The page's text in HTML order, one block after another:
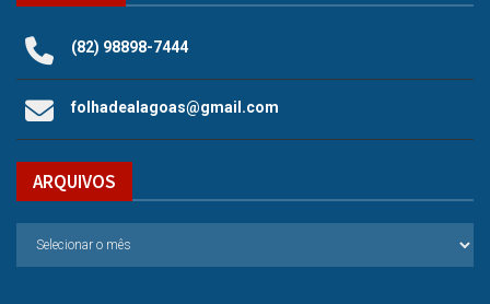
(82) 98898-7444
folhadealagoas@gmail.com
ARQUIVOS